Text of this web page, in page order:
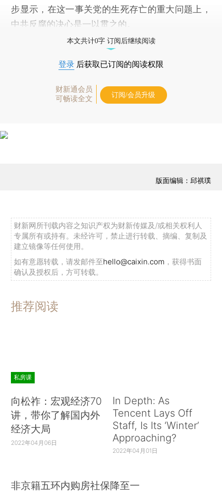
步显示，在这一事关党的生死存亡的重大问题上，
中共反腐的决心是一以贯之的。
本文共计0字 订阅后继续阅读
登录 后获取已订阅的阅读权限
财新通会员
可畅读全文
订阅/会员升级
版面编辑：邱祺璞
财新网所刊载内容之知识产权为财新传媒及/或相关权利人
专属所有或持有。未经许可，禁止进行转载、摘编、复制及
建立镜像等任何使用。
如有意愿转载，请发邮件至hello@caixin.com ，获得书面
确认及授权后，方可转载。
推荐阅读
私房课
向松祚：宏观经济70
讲，带你了解国内外
经济大局
2022年04月06日
In Depth: As
Tencent Lays Off
Staff, Is Its ‘Winter’
Approaching?
2022年04月01日
非京籍五环内购房社保降至一